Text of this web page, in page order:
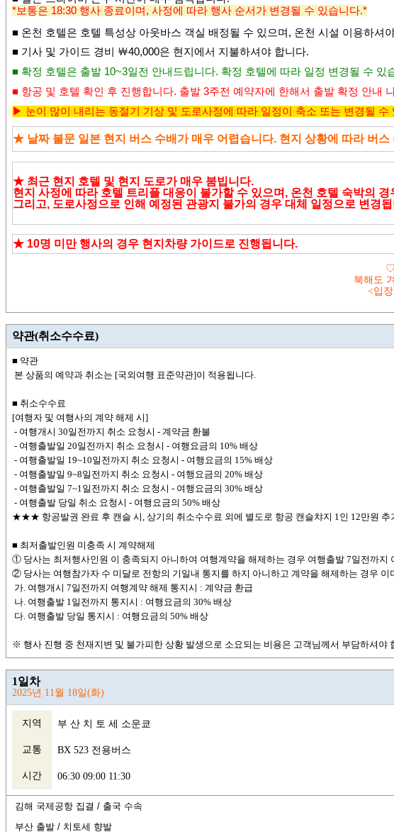
*보통은 18:30 행사 종료이며, 사정에 따라 행사 순서가 변경될 수 있습니다.*
■ 온천 호텔은 호텔 특성상 아웃바스 객실 배정될 수 있으며, 온천 시설 이용하셔
■ 기사 및 가이드 경비 ￦40,000은 현지에서 지불하셔야 합니다.
■ 확정 호텔은 출발 10~3일전 안내드립니다. 확정 호텔에 따라 일정 변경될 수 있
■ 항공 및 호텔 확인 후 진행합니다. 출발 3주전 예약자에 한해서 출발 확정 안내
▶ 눈이 많이 내리는 동절기 기상 및 도로사정에 따라 일정이 축소 또는 변경될 수
★ 날짜 불문 일본 현지 버스 수배가 매우 어렵습니다. 현지 상황에 따라 버스
★ 최근 현지 호텔 및 현지 도로가 매우 붐빕니다.
현지 사정에 따라 호텔 트리플 대응이 불가할 수 있으며, 온천 호텔 숙박의
그리고, 도로사정으로 인해 예정된 관광지 불가의 경우 대체 일정으로 변경
★ 10명 미만 행사의 경우 현지차량 가이드로 진행됩니다.
북해도
<입
약관(취소수수료)
■ 약관
본 상품의 예약과 취소는 [국외여행 표준약관]이 적용됩니다.
■ 취소수수료
[여행자 및 여행사의 계약 해제 시]
- 여행개시 30일전까지 취소 요청시 - 계약금 환불
- 여행출발일 20일전까지 취소 요청시 - 여행요금의 10% 배상
- 여행출발일 19~10일전까지 취소 요청시 - 여행요금의 15% 배상
- 여행출발일 9~8일전까지 취소 요청시 - 여행요금의 20% 배상
- 여행출발일 7~1일전까지 취소 요청시 - 여행요금의 30% 배상
- 여행출발 당일 취소 요청시 - 여행요금의 50% 배상
★★★ 항공발권 완료 후 캔슬 시, 상기의 취소수수료 외에 별도로 항공 캔슬챠지 1인 12만원
■ 최저출발인원 미충족 시 계약해제
① 당사는 최저행사인원 이 충족되지 아니하여 여행계약을 해제하는 경우 여행출발 7일전까지
② 당사는 여행참가자 수 미달로 전항의 기일내 통지를 하지 아니하고 계약을 해제하는 경우
가. 여행개시 7일전까지 여행계약 해제 통지시 : 계약금 환급
나. 여행출발 1일전까지 통지시 : 여행요금의 30% 배상
다. 여행출발 당일 통지시 : 여행요금의 50% 배상
※ 행사 진행 중 천재지변 및 불가피한 상황 발생으로 소요되는 비용은 고객님께서 부담하셔야
1일차
2025년 11월 18일(화)
지역 부 산 치 토 세 소운쿄
교통 BX 523 전용버스
시간 06:30 09:00 11:30
김해 국제공항 집결 / 출국 수속
부산 출발 / 치토세 향발